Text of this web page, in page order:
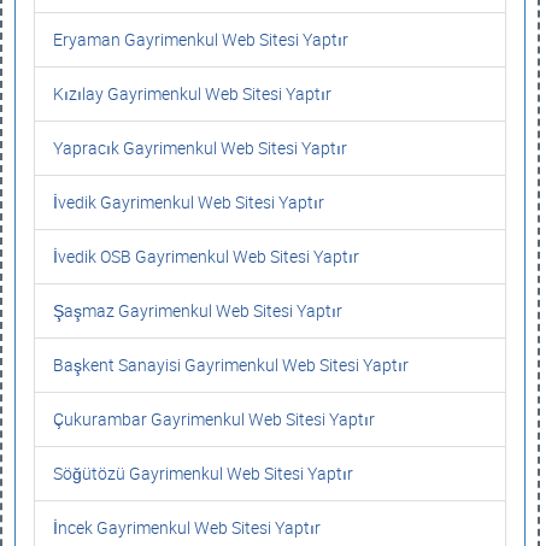
Eryaman Gayrimenkul Web Sitesi Yaptır
Kızılay Gayrimenkul Web Sitesi Yaptır
Yapracık Gayrimenkul Web Sitesi Yaptır
İvedik Gayrimenkul Web Sitesi Yaptır
İvedik OSB Gayrimenkul Web Sitesi Yaptır
Şaşmaz Gayrimenkul Web Sitesi Yaptır
Başkent Sanayisi Gayrimenkul Web Sitesi Yaptır
Çukurambar Gayrimenkul Web Sitesi Yaptır
Söğütözü Gayrimenkul Web Sitesi Yaptır
İncek Gayrimenkul Web Sitesi Yaptır